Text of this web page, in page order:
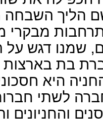
הליך
מבקרי
שמנו דגש
בת בארצות
היא
לשתי
והחניונים